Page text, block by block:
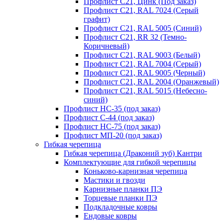
Профлист С21, RAL 7024 (Серый
графит)
Профлист С21, RAL 5005 (Синий)
Профлист С21, RR 32 (Темно-
Коричневый)
Профлист С21, RAL 9003 (Белый)
Профлист С21, RAL 7004 (Серый)
Профлист С21, RAL 9005 (Черный)
Профлист С21, RAL 2004 (Оранжевый)
Профлист С21, RAL 5015 (Небесно-
синий)
Профлист НС-35 (под заказ)
Профлист С-44 (под заказ)
Профлист НС-75 (под заказ)
Профлист МП-20 (под заказ)
Гибкая черепица
Гибкая черепица (Драконий зуб) Кантри
Комплектующие для гибкой черепицы
Коньково-карнизная черепица
Мастики и гвозди
Карнизные планки ПЭ
Торцевые планки ПЭ
Подкладочные ковры
Ендовые ковры